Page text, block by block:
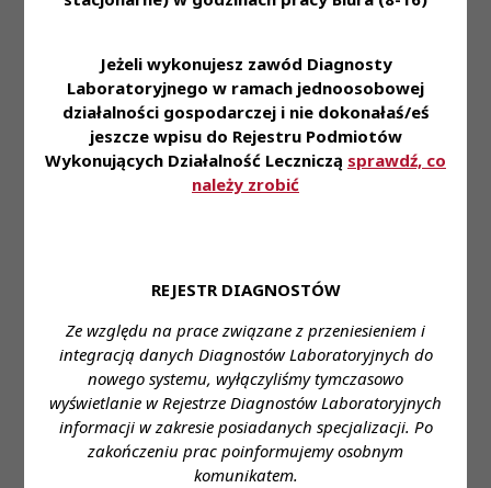
Jeżeli wykonujesz zawód Diagnosty
Laboratoryjnego w ramach jednoosobowej
działalności gospodarczej i nie dokonałaś/eś
jeszcze wpisu do Rejestru Podmiotów
Wykonujących Działalność Leczniczą sprawdź, co
należy zrobić
REJESTR DIAGNOSTÓW
Ze względu na prace związane z przeniesieniem i
integracją danych Diagnostów Laboratoryjnych do
nowego systemu, wyłączyliśmy tymczasowo
wyświetlanie w Rejestrze Diagnostów Laboratoryjnych
informacji w zakresie posiadanych specjalizacji. Po
zakończeniu prac poinformujemy osobnym
komunikatem.
5 lat oraz osoby, która po
ukończeniu studiów na
kierunku analityka
medyczna lub medycyna
laboratoryjna nie złożyła w
okresie 5 lat od ukończenia
Uchwały
Kadencja III
1
Uchwała Nr 91/VI/2023
Laboratoryjnych z dnia 18
maja 2023 roku w sprawie
powołania
przewodniczącego Zespołu
do spraw legislacyjnych
KRDL -
Kadencja
VI
Posiedzenie
III
Treść
Uchwała Nr 92/VI/2023
Krajowej Rady Diagnostów
Uchwały